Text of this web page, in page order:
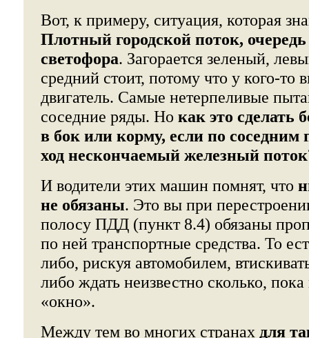
Вот, к примеру, ситуация, которая
Плотный городской поток,
светофора. Загорается зеленый,
средний стоит, потому что у кого-то
двигатель. Самые нетерпеливые
соседние ряды. Но как это сделать
в бок или корму, если по соседним
ход нескончаемый железный поток
И водители этих машин помнят, что
не обязаны. Это вы при
полосу ПДД (пункт 8.4) обязаны
по ней транспортные средства. То
либо, рискуя автомобилем,
либо ждать неизвестно сколько,
«окно».
Между тем во многих странах для